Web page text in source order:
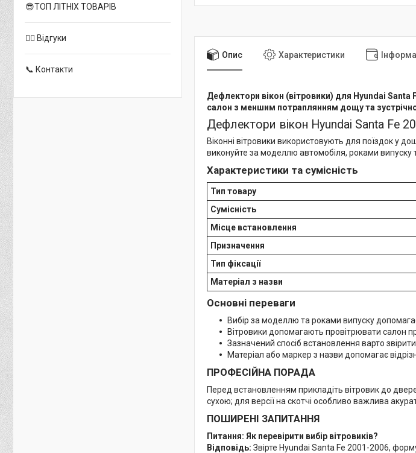
Опис Характеристики
Дефлектори вікон (вітровики) для Hyundai
салон з меншим потраплянням дощу та
Дефлектори вікон Hyundai Santa Fe
Віконні вітровики використовують для поїздок у
виконуйте за моделлю автомобіля, роками
Характеристики та сумісність
Тип товару
Сумісність
Місце встановлення
Призначення
Тип фіксації
Матеріал з назви
Основні переваги
Вибір за моделлю та роками випуску
Вітровики допомагають провітрювати салон
Зазначений спосіб встановлення варто
Матеріал або маркер з назви допомагає
ПРОФЕСІЙНА ПОРАДА
Перед встановленням прикладіть вітровик до
сухою; для версії на скотчі особливо важлива
ПОШИРЕНІ ЗАПИТАННЯ
Питання: Як перевірити вибір вітровиків?
Відповідь: Звірте Hyundai Santa Fe 2001-2006,
😎ТОП ЛІТНІХ ТОВАРІВ
✍🏻 Відгуки
📞 Контакти